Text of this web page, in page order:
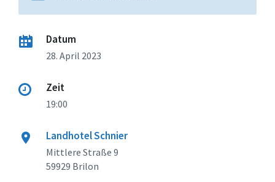
Datum
28. April 2023
Zeit
19:00
Landhotel Schnier
Mittlere Straße 9
59929 Brilon